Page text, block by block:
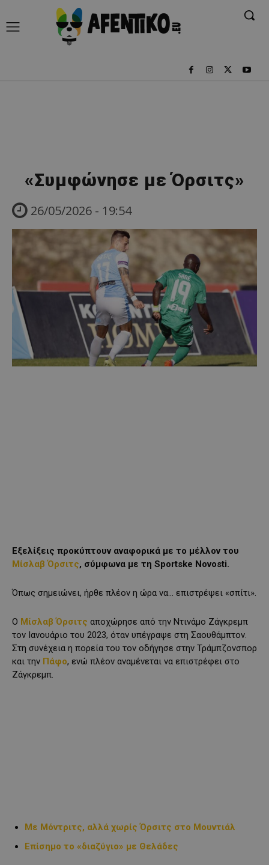
«Συμφώνησε με Όρσιτς»
26/05/2026 - 19:54
Εξελίξεις προκύπτουν αναφορικά με το μέλλον του
Μίσλαβ Όρσιτς, σύμφωνα με τη Sportske Novosti.
Όπως σημειώνει, ήρθε πλέον η ώρα να… επιστρέψει «σπίτι».
Ο Μίσλαβ Όρσιτς αποχώρησε από την Ντινάμο Ζάγκρεμπ
τον Ιανουάριο του 2023, όταν υπέγραψε στη Σαουθάμπτον.
Στη συνέχεια η πορεία του τον οδήγησε στην Τράμπζονσπορ
και την Πάφο, ενώ πλέον αναμένεται να επιστρέφει στο
Ζάγκρεμπ.
Με Μόντριτς, αλλά χωρίς Όρσιτς στο Μουντιάλ
Επίσημο το «διαζύγιο» με Θελάδες